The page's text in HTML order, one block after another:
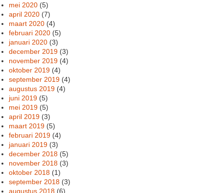
mei 2020 (5)
april 2020 (7)
maart 2020 (4)
februari 2020 (5)
januari 2020 (3)
december 2019 (3)
november 2019 (4)
oktober 2019 (4)
september 2019 (4)
augustus 2019 (4)
juni 2019 (5)
mei 2019 (5)
april 2019 (3)
maart 2019 (5)
februari 2019 (4)
januari 2019 (3)
december 2018 (5)
november 2018 (3)
oktober 2018 (1)
september 2018 (3)
augustus 2018 (6)